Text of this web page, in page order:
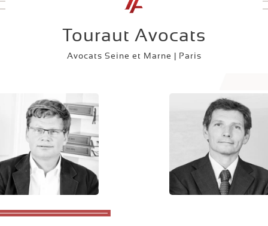
Touraut Avocats
Avocats Seine et Marne | Paris